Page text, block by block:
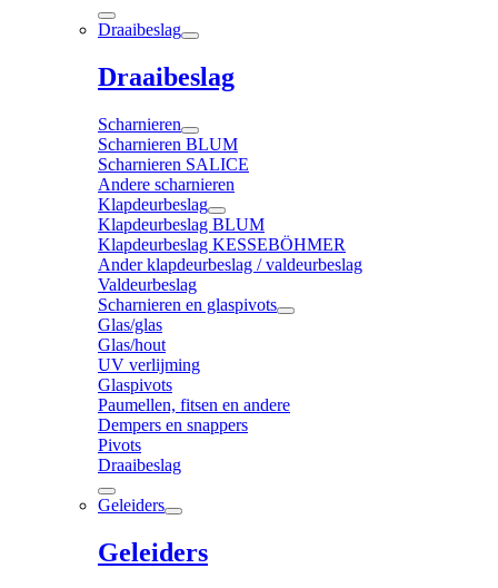
Draaibeslag
Draaibeslag
Scharnieren
Scharnieren BLUM
Scharnieren SALICE
Andere scharnieren
Klapdeurbeslag
Klapdeurbeslag BLUM
Klapdeurbeslag KESSEBÖHMER
Ander klapdeurbeslag / valdeurbeslag
Valdeurbeslag
Scharnieren en glaspivots
Glas/glas
Glas/hout
UV verlijming
Glaspivots
Paumellen, fitsen en andere
Dempers en snappers
Pivots
Draaibeslag
Geleiders
Geleiders